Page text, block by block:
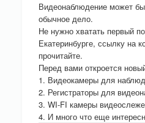
Видеонаблюдение может
обычное дело.
Не нужно хватать первый
Екатеринбурге, ссылку на
прочитайте.
Перед вами откроется
1. Видеокамеры для
2. Регистраторы для
3. WI-FI камеры
4. И много что еще